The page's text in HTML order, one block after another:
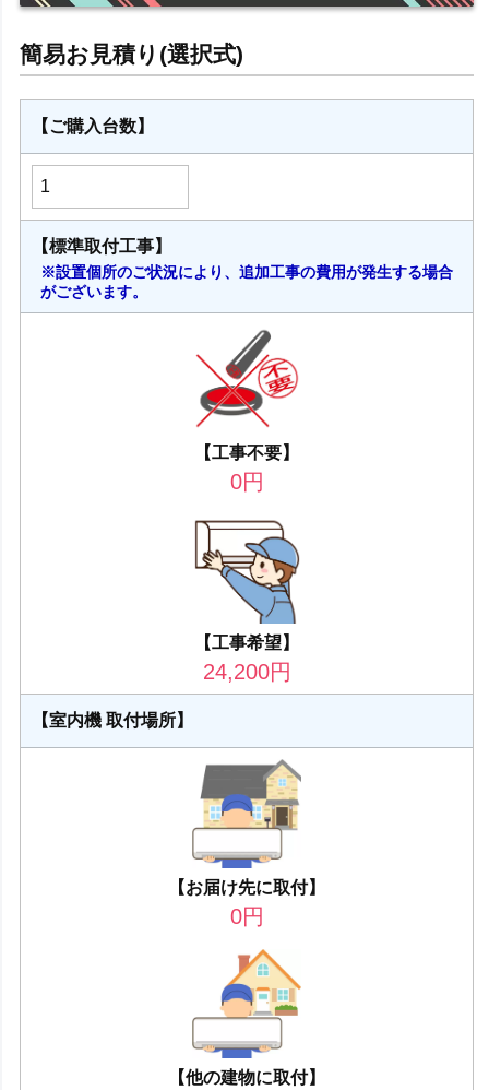
【ご購入台数】
【標準取付工事】
※設置個所のご状況により、追加工事の費用が発生する場合
がございます。
【工事不要】
0円
【工事希望】
24,200円
【室内機 取付場所】
【お届け先に取付】
0円
【他の建物に取付】